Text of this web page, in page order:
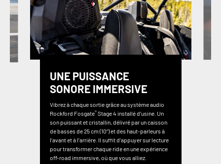
UNE PUISSANCE
SONORE IMMERSIVE
Vibrez à chaque sortie grâce au système audio
Rockford Fosgate®Stage 4 installé d’usine. Un
son puissant et cristallin, délivré par un caisson
de basses de 25 cm (10”) et des haut-parleurs à
l’avant et à l’arrière. Il suffit d’appuyer sur lecture
pour transformer chaque ride en une expérience
off-road immersive, où que vous alliez.